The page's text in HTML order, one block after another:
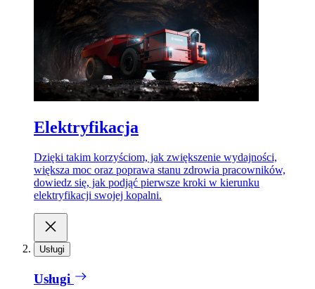
Elektryfikacja
Dzięki takim korzyściom, jak zwiększenie wydajności,
większa moc oraz poprawa stanu zdrowia pracowników,
dowiedz się, jak podjąć pierwsze kroki w kierunku
elektryfikacji swojej kopalni.
Usługi
Usługi